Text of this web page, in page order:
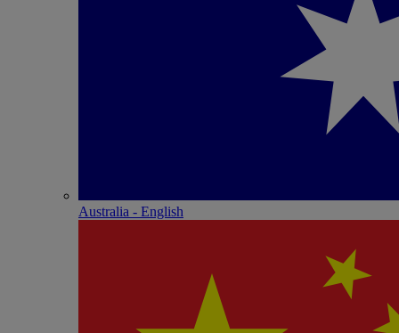
Australia - English